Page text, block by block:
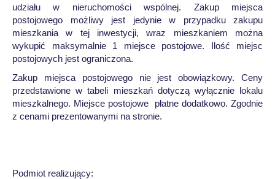
udziału w nieruchomości wspólnej. Zakup miejsca
postojowego możliwy jest jedynie w przypadku zakupu
mieszkania w tej inwestycji, wraz mieszkaniem można
wykupić maksymalnie 1 miejsce postojowe. Ilość miejsc
postojowych jest ograniczona.
Zakup miejsca postojowego nie jest obowiązkowy. Ceny
przedstawione w tabeli mieszkań dotyczą wyłącznie lokalu
mieszkalnego. Miejsce postojowe płatne dodatkowo. Zgodnie
z cenami prezentowanymi na stronie.
Podmiot realizujący: